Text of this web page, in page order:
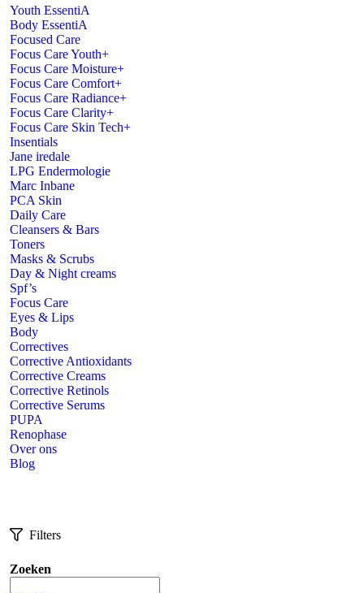
Youth EssentiA
Body EssentiA
Focused Care
Focus Care Youth+
Focus Care Moisture+
Focus Care Comfort+
Focus Care Radiance+
Focus Care Clarity+
Focus Care Skin Tech+
Insentials
Jane iredale
LPG Endermologie
Marc Inbane
PCA Skin
Daily Care
Cleansers & Bars
Toners
Masks & Scrubs
Day & Night creams
Spf’s
Focus Care
Eyes & Lips
Body
Correctives
Corrective Antioxidants
Corrective Creams
Corrective Retinols
Corrective Serums
PUPA
Renophase
Over ons
Blog
Filters
Zoeken